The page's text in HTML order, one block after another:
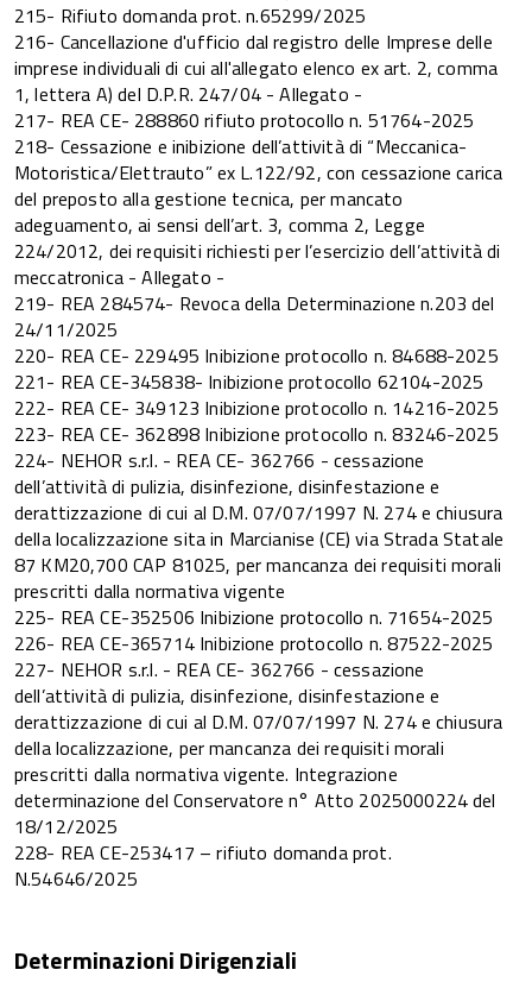
215- Rifiuto domanda prot. n.65299/2025
216- Cancellazione d'ufficio dal registro delle Imprese delle
imprese individuali di cui all'allegato elenco ex art. 2, comma
1, lettera A) del D.P.R. 247/04 - Allegato -
217- REA CE- 288860 rifiuto protocollo n. 51764-2025
218- Cessazione e inibizione dell’attività di “Meccanica-
Motoristica/Elettrauto” ex L.122/92, con cessazione carica
del preposto alla gestione tecnica, per mancato
adeguamento, ai sensi dell’art. 3, comma 2, Legge
224/2012, dei requisiti richiesti per l’esercizio dell’attività di
meccatronica - Allegato -
219- REA 284574- Revoca della Determinazione n.203 del
24/11/2025
220- REA CE- 229495 Inibizione protocollo n. 84688-2025
221- REA CE-345838- Inibizione protocollo 62104-2025
222- REA CE- 349123 Inibizione protocollo n. 14216-2025
223- REA CE- 362898 Inibizione protocollo n. 83246-2025
224- NEHOR s.r.l. - REA CE- 362766 - cessazione
dell’attività di pulizia, disinfezione, disinfestazione e
derattizzazione di cui al D.M. 07/07/1997 N. 274 e chiusura
della localizzazione sita in Marcianise (CE) via Strada Statale
87 KM20,700 CAP 81025, per mancanza dei requisiti morali
prescritti dalla normativa vigente
225- REA CE-352506 Inibizione protocollo n. 71654-2025
226- REA CE-365714 Inibizione protocollo n. 87522-2025
227- NEHOR s.r.l. - REA CE- 362766 - cessazione
dell’attività di pulizia, disinfezione, disinfestazione e
derattizzazione di cui al D.M. 07/07/1997 N. 274 e chiusura
della localizzazione, per mancanza dei requisiti morali
prescritti dalla normativa vigente. Integrazione
determinazione del Conservatore n° Atto 2025000224 del
18/12/2025
228- REA CE-253417 – rifiuto domanda prot.
N.54646/2025
Determinazioni Dirigenziali